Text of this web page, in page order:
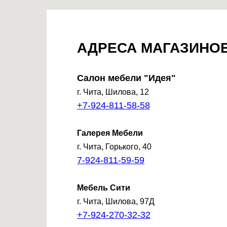
АДРЕСА
Салон мебели "Идея"
г. Чита, Шилова, 12
+7-924-811-58-58
Галерея Мебели
г. Чита, Горького, 40
7-924-811-59-59
Мебель Сити
г. Чита, Шилова, 97Д
+7-924-270-32-32